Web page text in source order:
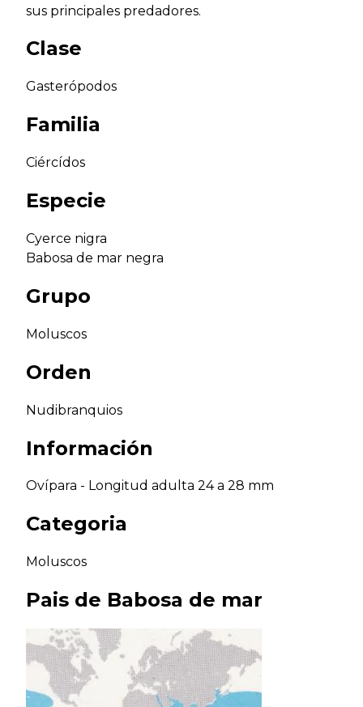
sus principales predadores.
Clase
Gasterópodos
Familia
Ciércídos
Especie
Cyerce nigra
Babosa de mar negra
Grupo
Moluscos
Orden
Nudibranquios
Información
Ovípara - Longitud adulta 24 a 28 mm
Categoria
Moluscos
Pais de Babosa de mar